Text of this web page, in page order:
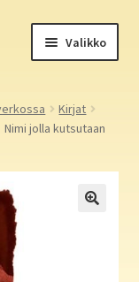
Valikko
Kirjat
Nimi jolla kutsutaan